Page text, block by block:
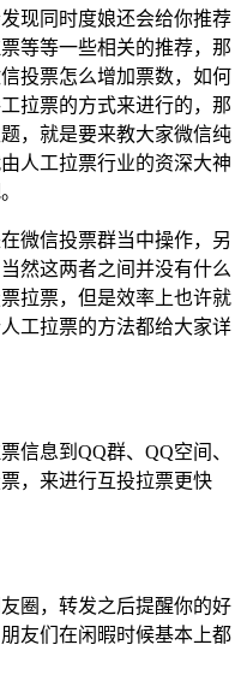
现同时度娘还会给你推荐
等等一些相关的推荐，那
投票怎么增加票数，如何
拉票的方式来进行的，那
，就是要来教大家微信纯
人工拉票行业的资深大神
微信投票群当中操作，另
然这两者之间并没有什么
拉票，但是效率上也许就
工拉票的方法都给大家详
信息到QQ群、QQ空间、
，来进行互投拉票更快
圈，转发之后提醒你的好
友们在闲暇时候基本上都